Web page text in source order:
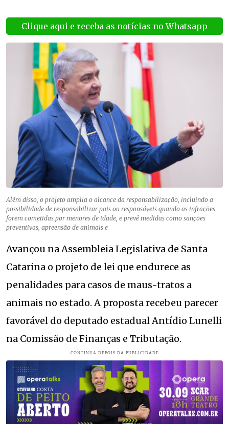
Clique aqui e receba as notícias no Whatsapp
Além disso, o projeto amplia o alcance da responsabilização, incluindo a
possibilidade de responsabilizar pais ou responsáveis quando as infrações
forem cometidas por menores de idade, e prevê medidas como sanções
preventivas, apreensão de animais e
Avançou na Assembleia Legislativa de Santa
Catarina o projeto de lei que endurece as
penalidades para casos de maus-tratos a
animais no estado. A proposta recebeu parecer
favorável do deputado estadual Antídio Lunelli
na Comissão de Finanças e Tributação.